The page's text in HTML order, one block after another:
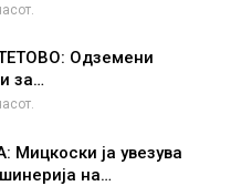
Одземени
за…
ја увезува
на…